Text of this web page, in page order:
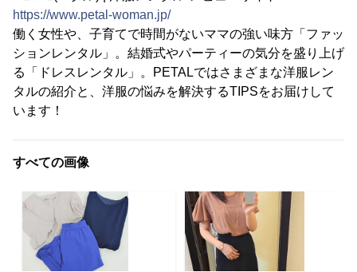
https://www.petal-woman.jp/
働く女性や、子育てで時間がないママの強い味方「ファッ
ションレンタル」。結婚式やパーティーの気分を盛り上げ
る「ドレスレンタル」。PETALではさまざまな洋服レン
タルの紹介と、洋服の悩みを解決するTIPSをお届けして
います！
すべての画像